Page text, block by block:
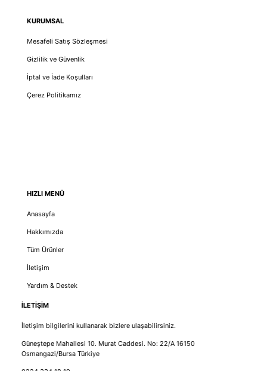
KURUMSAL
Mesafeli Satış Sözleşmesi
Gizlilik ve Güvenlik
İptal ve İade Koşulları
Çerez Politikamız
HIZLI MENÜ
Anasayfa
Hakkımızda
Tüm Ürünler
İletişim
Yardım & Destek
İLETİŞİM
İletişim bilgilerini kullanarak bizlere ulaşabilirsiniz.
Güneştepe Mahallesi 10. Murat Caddesi. No: 22/A 16150
Osmangazi/Bursa Türkiye